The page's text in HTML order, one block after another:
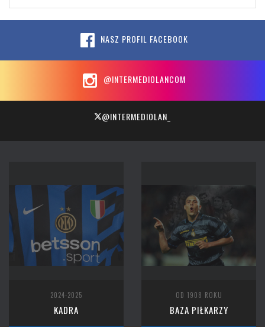
NASZ PROFIL FACEBOOK
@INTERMEDIOLANCOM
@INTERMEDIOLAN_
2024-2025
KADRA
OD 1908 ROKU
BAZA PIŁKARZY